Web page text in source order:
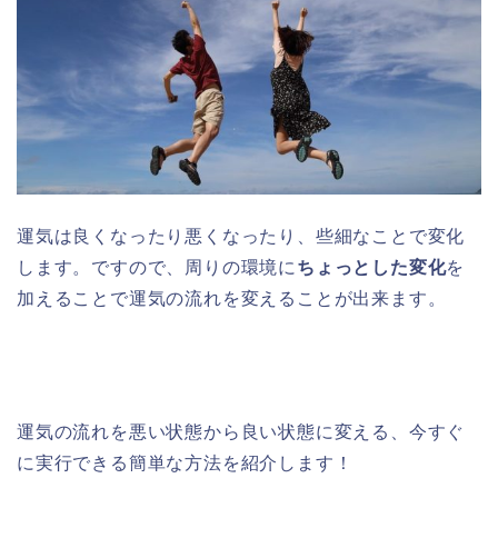
運気は良くなったり悪くなったり、些細なことで変化
します。ですので、周りの環境に ちょっとした変化を
加えることで運気の流れを変えることが出来ます。
運気の流れを悪い状態から良い状態に変える、今すぐ
に実行できる簡単な方法を紹介します！